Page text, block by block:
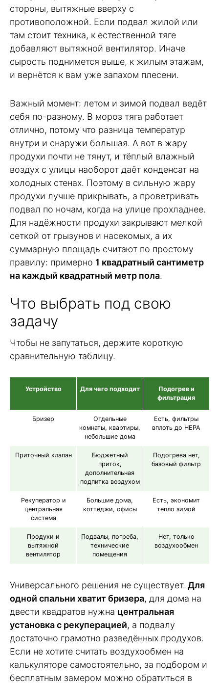
стороны, вытяжные вверху с
противоположной. Если подвал жилой или
там стоит техника, к естественной тяге
добавляют вытяжной вентилятор. Иначе
сырость поднимется выше, к жилым этажам,
и вернётся к вам уже запахом плесени.
Важный момент: летом и зимой подвал ведёт
себя по-разному. В мороз тяга работает
отлично, потому что разница температур
внутри и снаружи большая. А вот в жару
продухи почти не тянут, и тёплый влажный
воздух с улицы наоборот даёт конденсат на
холодных стенах. Поэтому в сильную жару
продухи лучше прикрывать, а проветривать
подвал по ночам, когда на улице прохладнее.
Для надёжности продухи закрывают мелкой
сеткой от грызунов и насекомых, а их
суммарную площадь считают по простому
правилу: примерно 1 квадратный сантиметр
на каждый квадратный метр пола.
Что выбрать под свою
задачу
Чтобы не запутаться, держите короткую
сравнительную таблицу.
Устройство Для чего подходит
Подогрев и
фильтрация
Бризер
Отдельные
комнаты, квартиры,
небольшие дома
Есть, фильтры
вплоть до HEPA
Приточный клапан
Бюджетный
приток,
дополнительная
подпитка воздухом
Подогрева нет,
базовый фильтр
Рекуператор и
центральная
система
Большие дома,
коттеджи, офисы
Есть, экономит
тепло зимой
Продухи и
вытяжной
вентилятор
Подвалы, погреба,
технические
помещения
Нет, только
воздухообмен
Универсального решения не существует. Для
одной спальни хватит бризера, для дома на
двести квадратов нужна центральная
установка с рекуперацией, а подвалу
достаточно грамотно разведённых продухов.
Если не хотите считать воздухообмен на
калькуляторе самостоятельно, за подбором и
бесплатным замером можно обратиться в